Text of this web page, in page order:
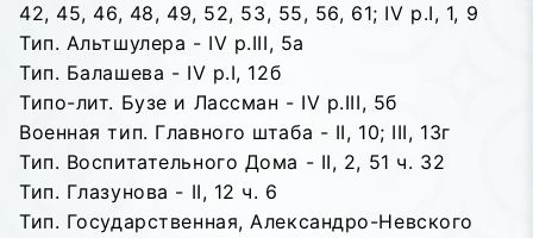
42, 45, 46, 48, 49, 52, 53, 55, 56, 61; IV p.I, 1, 9
Тип. Альтшулера - IV p.III, 5a
Тип. Балашева - IV p.I, 12б
Типо-лит. Бузе и Лассман - IV p.III, 5б
Военная тип. Главного штаба - II, 10; III, 13г
Тип. Воспитательного Дома - II, 2, 51 ч. 32
Тип. Глазунова - II, 12 ч. 6
Тип. Государственная, Александро-Невского